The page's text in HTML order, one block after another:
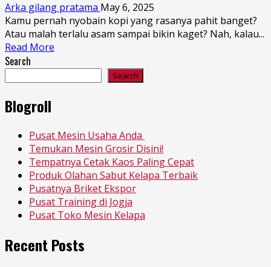
Arka gilang pratama May 6, 2025
Kamu pernah nyobain kopi yang rasanya pahit banget?
Atau malah terlalu asam sampai bikin kaget? Nah, kalau...
Read More
Search
Search
Blogroll
Pusat Mesin Usaha Anda
Temukan Mesin Grosir Disini!
Tempatnya Cetak Kaos Paling Cepat
Produk Olahan Sabut Kelapa Terbaik
Pusatnya Briket Ekspor
Pusat Training di Jogja
Pusat Toko Mesin Kelapa
Recent Posts